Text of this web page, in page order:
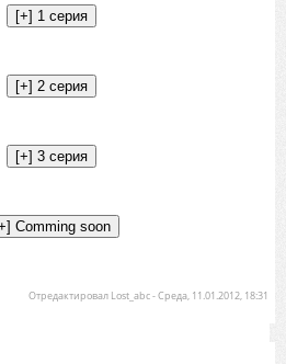
Отредактировал Lost_abc-Среда, 11.01.2012, 18:31